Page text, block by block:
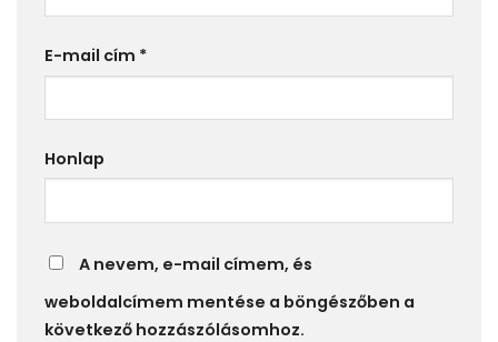
E-mail cím *
Honlap
A nevem, e-mail címem, és
weboldalcímem mentése a böngészőben a
következő hozzászólásomhoz.